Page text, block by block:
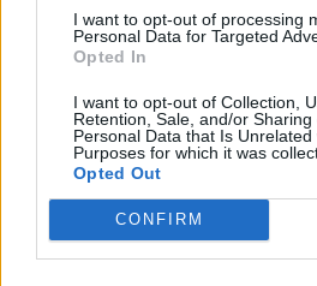
I want to opt-out of processing
Personal Data for Targeted
Opted In
I want to opt-out of Collection,
Retention, Sale, and/or Sharing
Personal Data that Is Unrelated
Purposes for which it was
Opted Out
CONFIRM
Megismerem
Javasolj egy